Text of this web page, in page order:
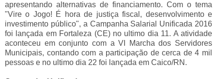
apresentando alternativas de financiamento. Com o tema
"Vire o Jogo! É hora de justiça fiscal, desenvolvimento e
investimento público", a Campanha Salarial Unificada 2016
foi lançada em Fortaleza (CE) no ultimo dia 11. A atividade
aconteceu em conjunto com a VI Marcha dos Servidores
Municipais, contando com a participação de cerca de 4 mil
pessoas e no ultimo dia 22 foi lançada em Caico/RN.